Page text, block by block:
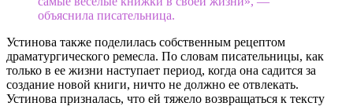
объяснила писательница.
Устинова также поделилась собственным рецептом
драматургического ремесла. По словам писательницы, как
только в ее жизни наступает период, когда она садится за
создание новой книги, ничто не должно ее отвлекать.
Устинова призналась, что ей тяжело возвращаться к тексту